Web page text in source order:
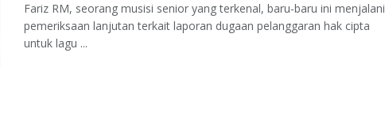
Fariz RM, seorang musisi senior yang terkenal, baru-baru ini menjalani
pemeriksaan lanjutan terkait laporan dugaan pelanggaran hak cipta
untuk lagu ...